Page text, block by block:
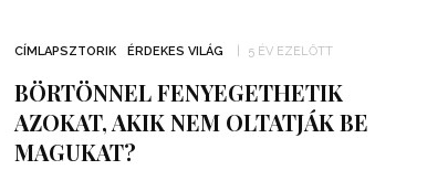
CÍMLAPSZTORIK ÉRDEKES VILÁG 5 ÉV EZELŐTT
BÖRTÖNNEL FENYEGETHETIK
AZOKAT, AKIK NEM OLTATJÁK BE
MAGUKAT?